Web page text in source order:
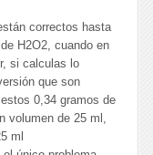
correctos hasta
H2O2, cuando en
si calculas lo
que son
0,34 gramos de
volumen de 25 ml,
ml